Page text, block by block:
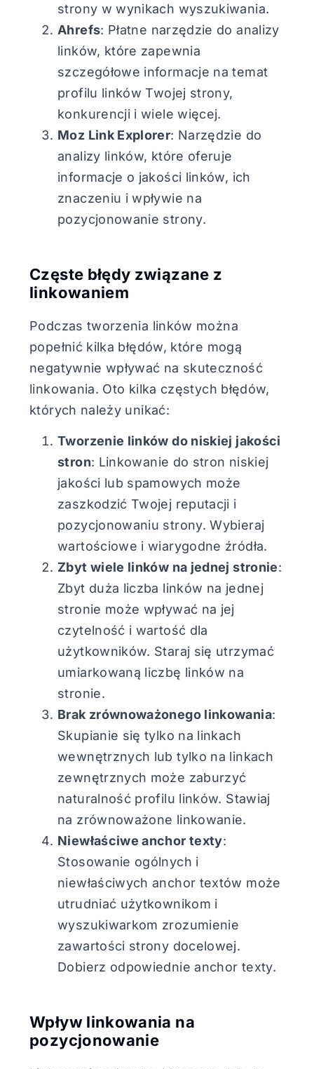
strony w wynikach wyszukiwania.
Ahrefs: Płatne narzędzie do analizy
linków, które zapewnia
szczegółowe informacje na temat
profilu linków Twojej strony,
konkurencji i wiele więcej.
Moz Link Explorer: Narzędzie do
analizy linków, które oferuje
informacje o jakości linków, ich
znaczeniu i wpływie na
pozycjonowanie strony.
Częste błędy związane z
linkowaniem
Podczas tworzenia linków można
popełnić kilka błędów, które mogą
negatywnie wpływać na skuteczność
linkowania. Oto kilka częstych błędów,
których należy unikać:
Tworzenie linków do niskiej jakości
stron: Linkowanie do stron niskiej
jakości lub spamowych może
zaszkodzić Twojej reputacji i
pozycjonowaniu strony. Wybieraj
wartościowe i wiarygodne źródła.
Zbyt wiele linków na jednej stronie:
Zbyt duża liczba linków na jednej
stronie może wpływać na jej
czytelność i wartość dla
użytkowników. Staraj się utrzymać
umiarkowaną liczbę linków na
stronie.
Brak zrównoważonego linkowania:
Skupianie się tylko na linkach
wewnętrznych lub tylko na linkach
zewnętrznych może zaburzyć
naturalność profilu linków. Stawiaj
na zrównoważone linkowanie.
Niewłaściwe anchor texty:
Stosowanie ogólnych i
niewłaściwych anchor textów może
utrudniać użytkownikom i
wyszukiwarkom zrozumienie
zawartości strony docelowej.
Dobierz odpowiednie anchor texty.
Wpływ linkowania na
pozycjonowanie